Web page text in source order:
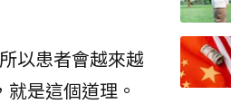
以患者會越來越
是這個道理。